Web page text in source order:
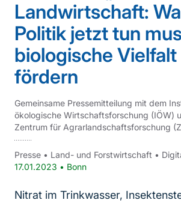
Landwirtschaft:
Politik jetzt tun
biologische Vielfalt
fördern
Gemeinsame Pressemitteilung mit dem
ökologische Wirtschaftsforschung (IÖW)
Zentrum für Agrarlandschaftsforschung
Presse • Land- und Forstwirtschaft •
17.01.2023 • Bonn
Nitrat im Trinkwasser,